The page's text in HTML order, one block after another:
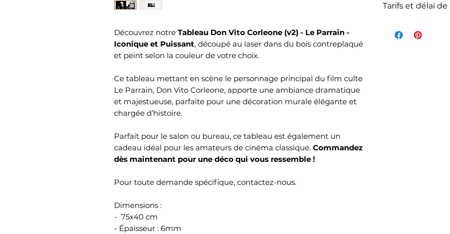
Découvrez notre Tableau Don Vito Corleone (v2) - Le Parrain -
Iconique et Puissant, découpé au laser dans du bois contreplaqué
et peint selon la couleur de votre choix.
Ce tableau mettant en scène le personnage principal du film culte
Le Parrain, Don Vito Corleone, apporte une ambiance dramatique
et majestueuse, parfaite pour une décoration murale élégante et
chargée d’histoire.
Parfait pour le salon ou bureau, ce tableau est également un
cadeau idéal pour les amateurs de cinéma classique. Commandez
dès maintenant pour une déco qui vous ressemble !
Pour toute demande spécifique, contactez-nous.
Dimensions :
- 75x40 cm
- Épaisseur : 6mm
Tarifs et délai de
de l'article et